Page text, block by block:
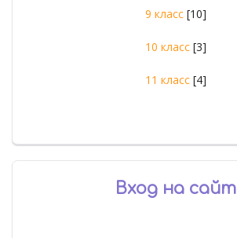
9 класс [10]
10 класс [3]
11 класс [4]
Вход на сайт